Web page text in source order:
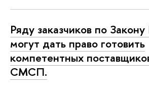
Ряду заказчиков по
могут дать право готовить
компетентных
СМСП.